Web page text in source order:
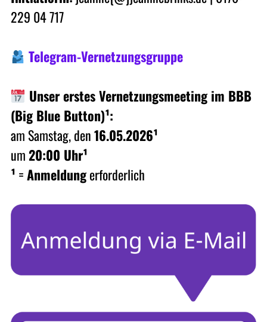
229 04 717
Telegram-Vernetzungsgruppe
Unser erstes Vernetzungsmeeting im BBB
(Big Blue Button)¹:
am Samstag, den16.05.2026¹
um20:00 Uhr¹
¹ =Anmeldungerforderlich